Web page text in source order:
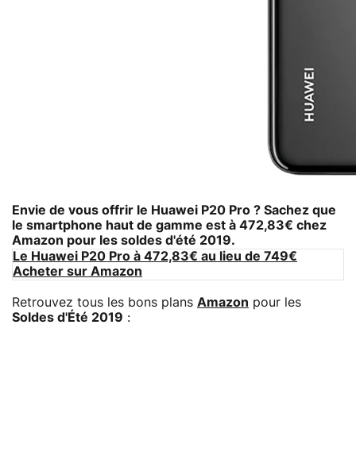
Envie de vous offrir le Huawei P20 Pro ? Sachez que
le smartphone haut de gamme est à 472,83€ chez
Amazon pour les soldes d'été 2019.
Le Huawei P20 Pro à 472,83€ au lieu de 749€
Acheter sur Amazon
Retrouvez tous les bons plans Amazon pour les
Soldes d'Été 2019 :